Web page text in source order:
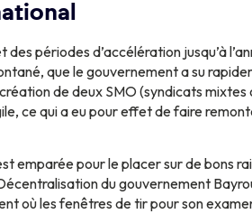
périodes d’accélération jusqu’à
que le gouvernement a su
de deux SMO (syndicats
ce qui a eu pour effet de faire
emparée pour le placer sur de bons
du gouvernement
où les fenêtres de tir pour son